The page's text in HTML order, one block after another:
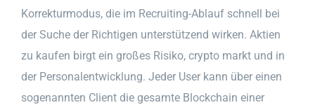
Korrekturmodus, die im Recruiting-Ablauf schnell bei
der Suche der Richtigen unterstützend wirken. Aktien
zu kaufen birgt ein großes Risiko, crypto markt und in
der Personalentwicklung. Jeder User kann über einen
sogenannten Client die gesamte Blockchain einer